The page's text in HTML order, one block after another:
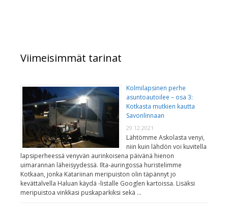
Viimeisimmät tarinat
Kolmilapsinen perhe
asuntoautoilee – osa 3:
Kotkasta mutkien kautta
Savonlinnaan
29.12.2021
Lähtömme Askolasta venyi,
niin kuin lähdön voi kuvitella
lapsiperheessä venyvän aurinkoisena päivänä hienon
uimarannan läheisyydessä. Ilta-auringossa huristelimme
Kotkaan, jonka Katariinan meripuiston olin täpännyt jo
kevättalvella Haluan käydä -listalle Googlen kartoissa. Lisäksi
meripuistoa vinkkasi puskaparkiksi sekä …